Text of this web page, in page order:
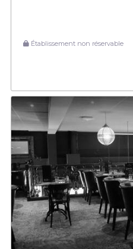
Établissement non réservable